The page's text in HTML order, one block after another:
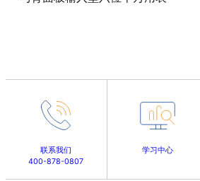
联系我们
400-878-0807
学习中心